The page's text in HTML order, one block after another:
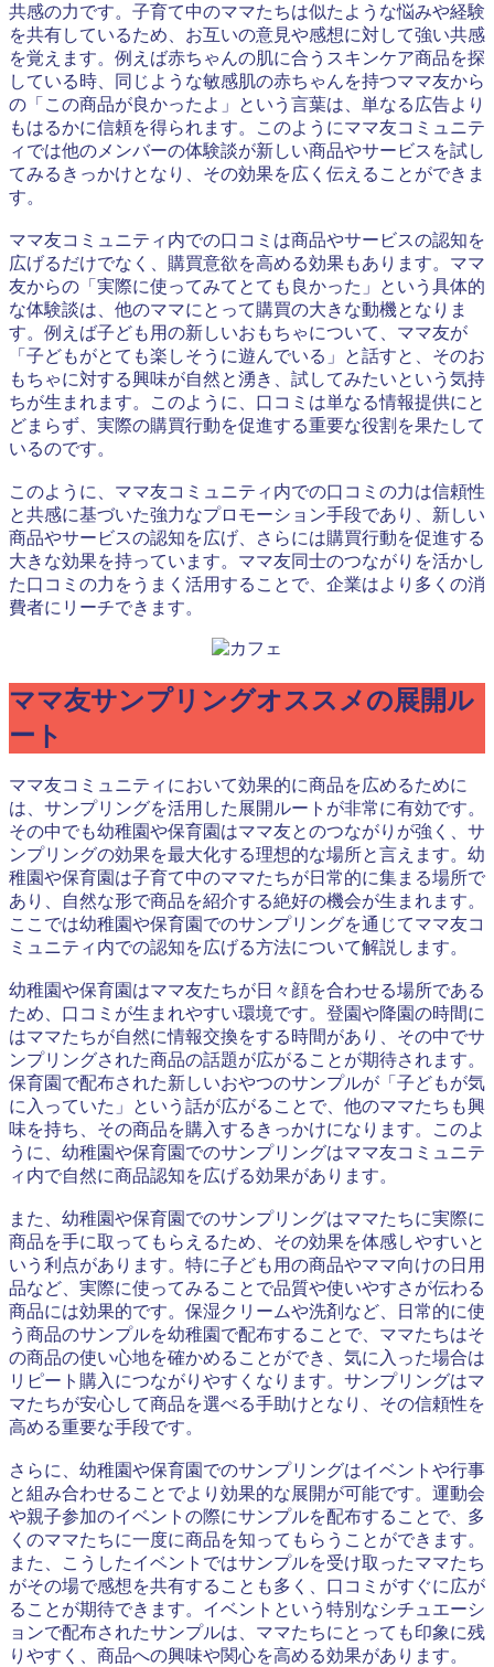
共感の力です。子育て中のママたちは似たような悩みや経験
を共有しているため、お互いの意見や感想に対して強い共感
を覚えます。例えば赤ちゃんの肌に合うスキンケア商品を探
している時、同じような敏感肌の赤ちゃんを持つママ友から
の「この商品が良かったよ」という言葉は、単なる広告より
もはるかに信頼を得られます。このようにママ友コミュニテ
ィでは他のメンバーの体験談が新しい商品やサービスを試し
てみるきっかけとなり、その効果を広く伝えることができま
す。
ママ友コミュニティ内での口コミは商品やサービスの認知を
広げるだけでなく、購買意欲を高める効果もあります。ママ
友からの「実際に使ってみてとても良かった」という具体的
な体験談は、他のママにとって購買の大きな動機となりま
す。例えば子ども用の新しいおもちゃについて、ママ友が
「子どもがとても楽しそうに遊んでいる」と話すと、そのお
もちゃに対する興味が自然と湧き、試してみたいという気持
ちが生まれます。このように、口コミは単なる情報提供にと
どまらず、実際の購買行動を促進する重要な役割を果たして
いるのです。
このように、ママ友コミュニティ内での口コミの力は信頼性
と共感に基づいた強力なプロモーション手段であり、新しい
商品やサービスの認知を広げ、さらには購買行動を促進する
大きな効果を持っています。ママ友同士のつながりを活かし
た口コミの力をうまく活用することで、企業はより多くの消
費者にリーチできます。
ママ友サンプリングオススメの展開ル
ート
ママ友コミュニティにおいて効果的に商品を広めるために
は、サンプリングを活用した展開ルートが非常に有効です。
その中でも幼稚園や保育園はママ友とのつながりが強く、サ
ンプリングの効果を最大化する理想的な場所と言えます。幼
稚園や保育園は子育て中のママたちが日常的に集まる場所で
あり、自然な形で商品を紹介する絶好の機会が生まれます。
ここでは幼稚園や保育園でのサンプリングを通じてママ友コ
ミュニティ内での認知を広げる方法について解説します。
幼稚園や保育園はママ友たちが日々顔を合わせる場所である
ため、口コミが生まれやすい環境です。登園や降園の時間に
はママたちが自然に情報交換をする時間があり、その中でサ
ンプリングされた商品の話題が広がることが期待されます。
保育園で配布された新しいおやつのサンプルが「子どもが気
に入っていた」という話が広がることで、他のママたちも興
味を持ち、その商品を購入するきっかけになります。このよ
うに、幼稚園や保育園でのサンプリングはママ友コミュニテ
ィ内で自然に商品認知を広げる効果があります。
また、幼稚園や保育園でのサンプリングはママたちに実際に
商品を手に取ってもらえるため、その効果を体感しやすいと
いう利点があります。特に子ども用の商品やママ向けの日用
品など、実際に使ってみることで品質や使いやすさが伝わる
商品には効果的です。保湿クリームや洗剤など、日常的に使
う商品のサンプルを幼稚園で配布することで、ママたちはそ
の商品の使い心地を確かめることができ、気に入った場合は
リピート購入につながりやすくなります。サンプリングはマ
マたちが安心して商品を選べる手助けとなり、その信頼性を
高める重要な手段です。
さらに、幼稚園や保育園でのサンプリングはイベントや行事
と組み合わせることでより効果的な展開が可能です。運動会
や親子参加のイベントの際にサンプルを配布することで、多
くのママたちに一度に商品を知ってもらうことができます。
また、こうしたイベントではサンプルを受け取ったママたち
がその場で感想を共有することも多く、口コミがすぐに広が
ることが期待できます。イベントという特別なシチュエーシ
ョンで配布されたサンプルは、ママたちにとっても印象に残
りやすく、商品への興味や関心を高める効果があります。